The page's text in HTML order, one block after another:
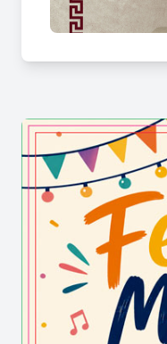
De Ibèria a Roma
· Tallers infantils i
Patrimoni amb la